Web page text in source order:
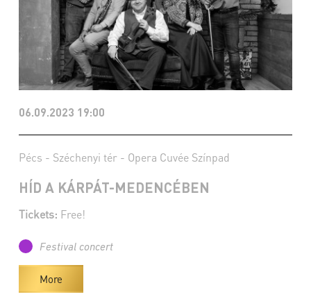
06.09.2023 19:00
Pécs - Széchenyi tér - Opera Cuvée Színpad
HÍD A KÁRPÁT-MEDENCÉBEN
Tickets: Free!
Festival concert
More